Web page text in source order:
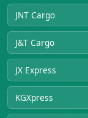
JNT Cargo
J&T Cargo
JX Express
KGXpress